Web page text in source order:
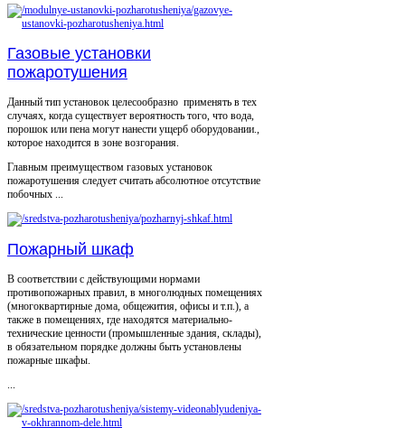
Газовые установки
пожаротушения
Данный тип установок целесообразно применять в тех
случаях, когда существует вероятность того, что вода,
порошок или пена могут нанести ущерб оборудовании.,
которое находится в зоне возгорания.
Главным преимуществом газовых установок
пожаротушения следует считать абсолютное отсутствие
побочных ...
Пожарный шкаф
В соответствии с действующими нормами
противопожарных правил, в многолюдных помещениях
(многоквартирные дома, общежития, офисы и т.п.), а
также в помещениях, где находятся материально-
технические ценности (промышленные здания, склады),
в обязательном порядке должны быть установлены
пожарные шкафы.
...